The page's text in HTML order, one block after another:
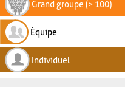
Grand groupe (> 100)
Équipe
Individuel